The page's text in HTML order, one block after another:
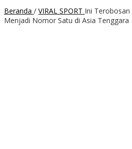
Beranda / VIRAL SPORT Ini Terobosan
Menjadi Nomor Satu di Asia Tenggara